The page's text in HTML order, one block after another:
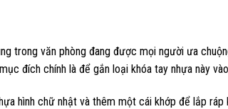
trong văn phòng đang được mọi người ưa
đích chính là để gắn loại khóa tay nhựa này
hình chữ nhật và thêm một cái khớp để lắp